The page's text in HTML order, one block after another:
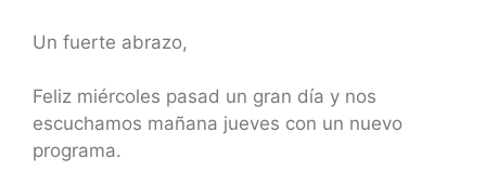
Un fuerte abrazo,
Feliz miércoles pasad un gran día y nos
escuchamos mañana jueves con un nuevo
programa.